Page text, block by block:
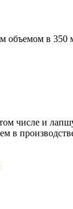
объемом в
числе и
в